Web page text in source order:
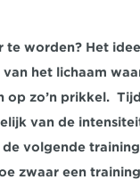
worden? Het
het lichaam
zo’n prikkel.
van de
volgende
zwaar een